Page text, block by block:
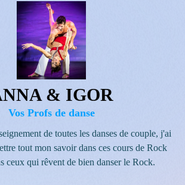
& IGOR
Vos Profs de danse
de toutes les danses de couple, j'ai
tout mon savoir dans ces cours de Rock
ceux qui rêvent de bien danser le Rock.